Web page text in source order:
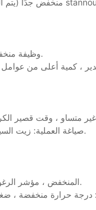
polyolles polyols: وظيفة منخفضة ، انخفاض قيمة الهيدروكسيل ، الوزن الجزيئي العالي.
صياغة العملية: زيت السيليكون أقل من الحد الأدنى ، غير كافٍ أو رديئ جودة القصدير ، سرعة البطيئة.
صياغة العملية: زيت السيليكون أقل من الحد الأدنى ، مؤشر TDI المنخفض ، مؤشر الرغوة المنخفض.